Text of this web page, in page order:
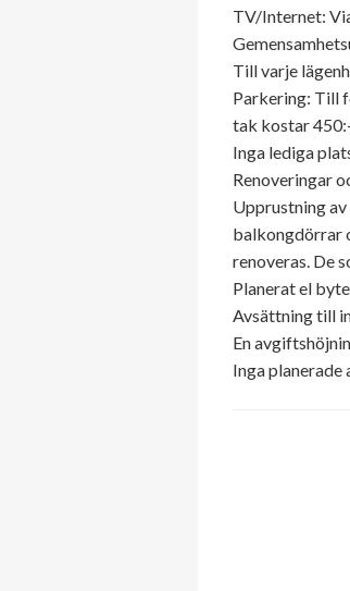
TV/Internet:
Till varje
Parkering: Till
tak kostar
Inga lediga
Renoveringar
Upprustning
balkongdörrar
renoveras. De
Planerat el
Avsättning till
En
Inga